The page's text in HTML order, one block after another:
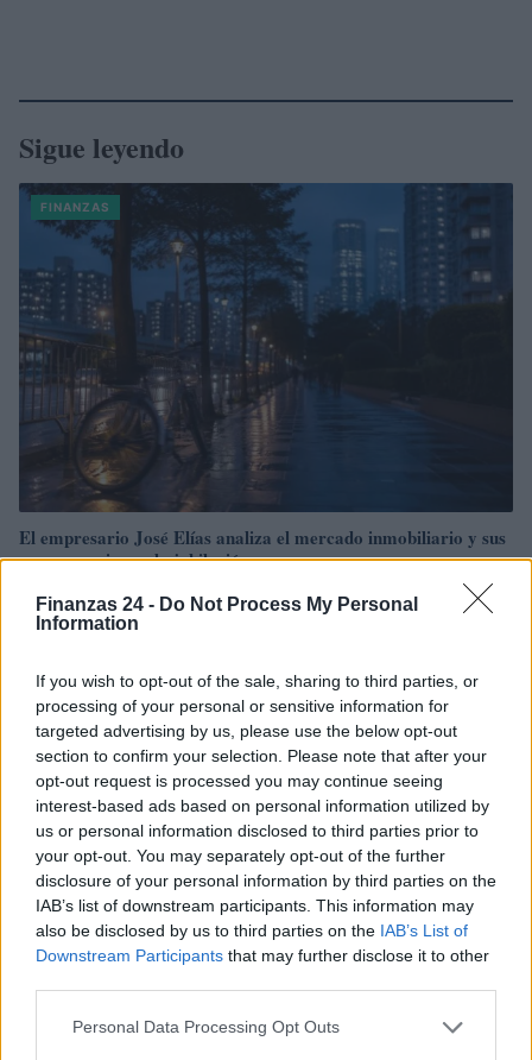
Finanzas 24 - Do Not Process My Personal
Information
If you wish to opt-out of the sale, sharing to third parties, or
processing of your personal or sensitive information for
targeted advertising by us, please use the below opt-out
section to confirm your selection. Please note that after your
opt-out request is processed you may continue seeing
interest-based ads based on personal information utilized by
us or personal information disclosed to third parties prior to
your opt-out. You may separately opt-out of the further
disclosure of your personal information by third parties on the
IAB’s list of downstream participants. This information may
also be disclosed by us to third parties on the IAB’s List of
Downstream Participants that may further disclose it to other
Please note that this website/app uses one or more Google
Personal Data Processing Opt Outs
Sigue leyendo
FINANZAS
El empresario José Elías analiza el mercado inmobiliario y sus
consecuencias en la jubilación
La Reserva Federal aprueba la adquisición de Webster Bank
por parte de Banco Santander
Marta Ruiz · 5 Ago 2026